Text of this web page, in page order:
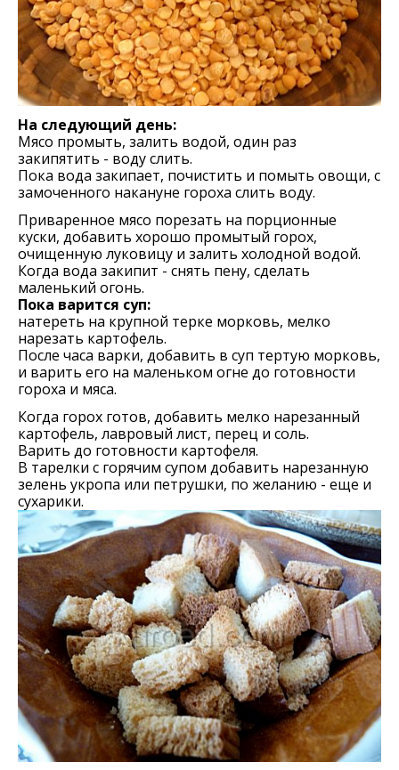
На следующий день:
Мясо промыть, залить водой, один раз
закипятить - воду слить.
Пока вода закипает, почистить и помыть овощи, с
замоченного накануне гороха слить воду.
Приваренное мясо порезать на порционные
куски, добавить хорошо промытый горох,
очищенную луковицу и залить холодной водой.
Когда вода закипит - снять пену, сделать
маленький огонь.
Пока варится суп:
натереть на крупной терке морковь, мелко
нарезать картофель.
После часа варки, добавить в суп тертую морковь,
и варить его на маленьком огне до готовности
гороха и мяса.
Когда горох готов, добавить мелко нарезанный
картофель, лавровый лист, перец и соль.
Варить до готовности картофеля.
В тарелки с горячим супом добавить нарезанную
зелень укропа или петрушки, по желанию - еще и
сухарики.